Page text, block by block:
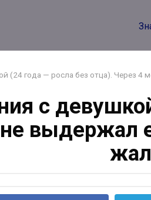
(24 года — росла без отца). Через 4
с
выдержал